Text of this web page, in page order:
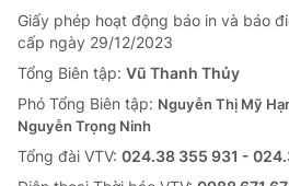
Giấy phép hoạt động báo in và báo
cấp ngày 29/12/2023
Tổng Biên tập: Vũ Thanh Thủy
Phó Tổng Biên tập: Nguyễn Thị Mỹ
Nguyễn Trọng Ninh
Tổng đài VTV: 024.38 355 931 -